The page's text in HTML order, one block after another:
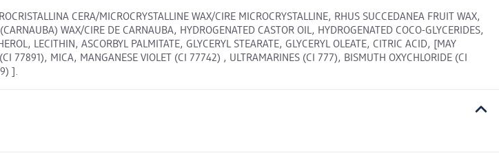
CERA/MICROCRYSTALLINE WAX/CIRE MICROCRYSTALLINE, RHUS SUCCEDANEA FRUIT WAX,
WAX/CIRE DE CARNAUBA, HYDROGENATED CASTOR OIL, HYDROGENATED COCO-GLYCERIDES,
LECITHIN, ASCORBYL PALMITATE, GLYCERYL STEARATE, GLYCERYL OLEATE, CITRIC ACID, [MAY
MICA, MANGANESE VIOLET (CI 77742) , ULTRAMARINES (CI 777), BISMUTH OXYCHLORIDE (CI
].